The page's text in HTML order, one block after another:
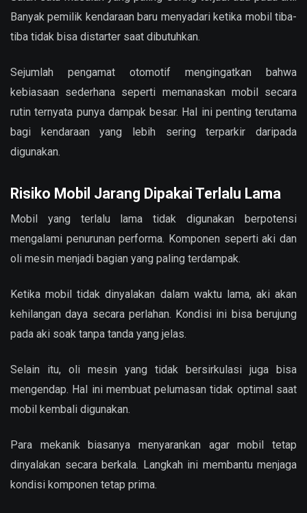
Banyak pemilik kendaraan baru menyadari ketika mobil tiba-
tiba tidak bisa distarter saat dibutuhkan.
Sejumlah pengamat otomotif mengingatkan bahwa
kebiasaan sederhana seperti memanaskan mobil secara
rutin ternyata punya dampak besar. Hal ini penting terutama
bagi kendaraan yang lebih sering terparkir daripada
digunakan.
Risiko Mobil Jarang Dipakai Terlalu Lama
Mobil yang terlalu lama tidak digunakan berpotensi
mengalami penurunan performa. Komponen seperti aki dan
oli mesin menjadi bagian yang paling terdampak.
Ketika mobil tidak dinyalakan dalam waktu lama, aki akan
kehilangan daya secara perlahan. Kondisi ini bisa berujung
pada aki soak tanpa tanda yang jelas.
Selain itu, oli mesin yang tidak bersirkulasi juga bisa
mengendap. Hal ini membuat pelumasan tidak optimal saat
mobil kembali digunakan.
Para mekanik biasanya menyarankan agar mobil tetap
dinyalakan secara berkala. Langkah ini membantu menjaga
kondisi komponen tetap prima.